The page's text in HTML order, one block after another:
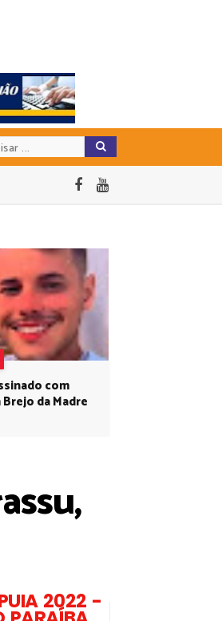
com
da Madre
2022 -